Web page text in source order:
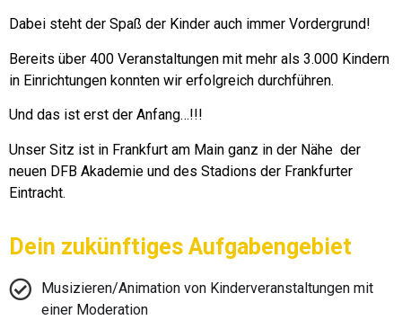
Dabei steht der Spaß der Kinder auch immer Vordergrund!
Bereits über 400 Veranstaltungen mit mehr als 3.000 Kindern
in Einrichtungen konnten wir erfolgreich durchführen.
Und das ist erst der Anfang…!!!
Unser Sitz ist in Frankfurt am Main ganz in der Nähe der
neuen DFB Akademie und des Stadions der Frankfurter
Eintracht.
Dein zukünftiges Aufgabengebiet
Musizieren/Animation von Kinderveranstaltungen mit
einer Moderation